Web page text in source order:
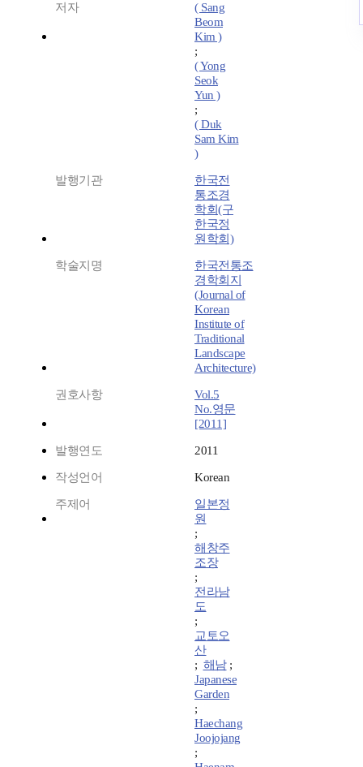
저자
( Sang
Beom
Kim )
;
( Yong
Seok
Yun )
;
( Duk
Sam Kim
)
발행기관
한국전
통조경
학회(구
한국정
원학회)
학술지명
한국전통조
경학회지
(Journal of
Korean
Institute of
Traditional
Landscape
Architecture)
권호사항
Vol.5
No.영문
[2011]
발행연도 2011
작성언어 Korean
주제어
일본정
원
;
해창주
조장
;
전라남
도
;
교토오
산
; 해남;
Japanese
Garden
;
Haechang
Joojojang
;